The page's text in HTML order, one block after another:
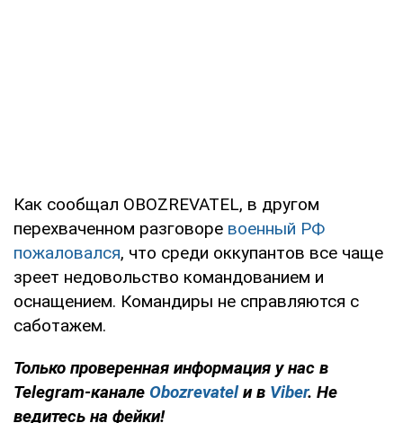
Как сообщал OBOZREVATEL, в другом
перехваченном разговоре военный РФ
пожаловался, что среди оккупантов все чаще
зреет недовольство командованием и
оснащением. Командиры не справляются с
саботажем.
Только проверенная информация у нас в
Telegram-канале Obozrevatelи в Viber. Не
ведитесь на фейки!